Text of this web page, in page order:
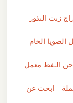
زيت البذور
الصويا الخام
النفط معمل
– ابحث عن